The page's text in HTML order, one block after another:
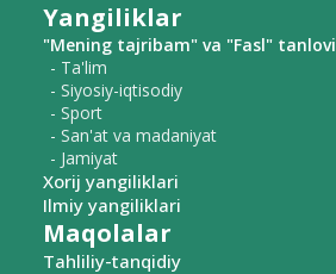
Yangiliklar
"Mening tajribam" va "Fasl" tanlovi
- Ta'lim
- Siyosiy-iqtisodiy
- Sport
- San'at va madaniyat
- Jamiyat
Xorij yangiliklari
Ilmiy yangiliklari
Maqolalar
Tahliliy-tanqidiy